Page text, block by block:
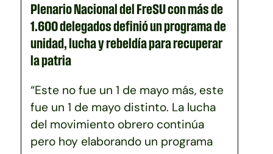
Plenario Nacional del FreSU con más de
1.600 delegados definió un programa de
unidad, lucha y rebeldía para recuperar
la patria
“Este no fue un 1 de mayo más, este
fue un 1 de mayo distinto. La lucha
del movimiento obrero continúa
pero hoy elaborando un programa